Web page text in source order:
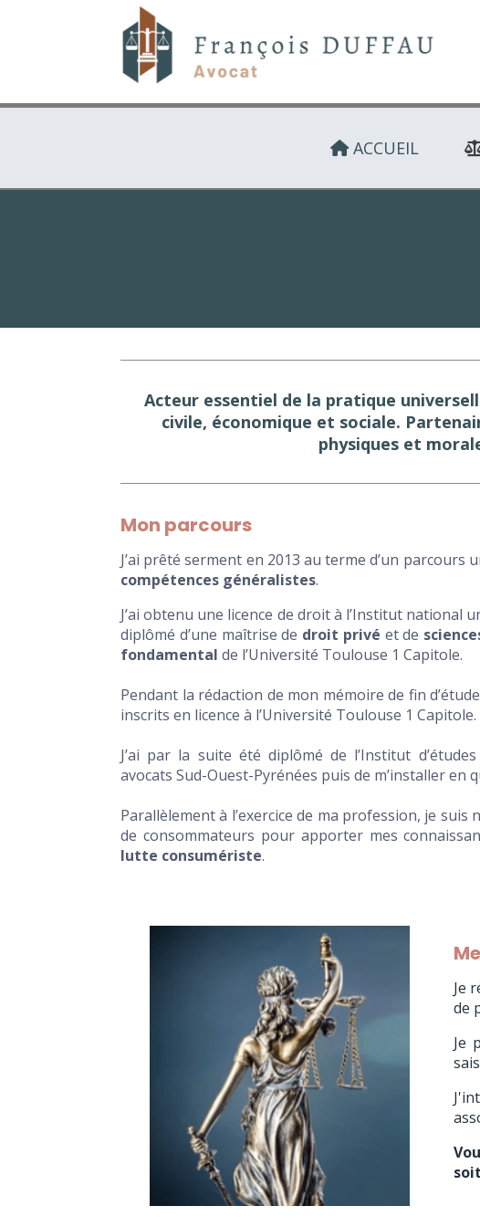
ACCUEIL
Acteur essentiel de la pratique
civile, économique et sociale.
physiques et
Mon parcours
J’ai prêté serment en 2013 au terme d’un
compétences généralistes.
J’ai obtenu une licence de droit à l’Institut national
diplômé d’une maîtrise de droit privé et de
fondamental de l’Université Toulouse 1 Capitole.
Pendant la rédaction de mon mémoire de fin
inscrits en licence à l’Université Toulouse 1 Capitole.
J’ai par la suite été diplômé de l’Institut
avocats Sud-Ouest-Pyrénées puis de m’installer en
Parallèlement à l’exercice de ma profession, je
de consommateurs pour apporter mes
lutte consumériste.
Je
de
Je